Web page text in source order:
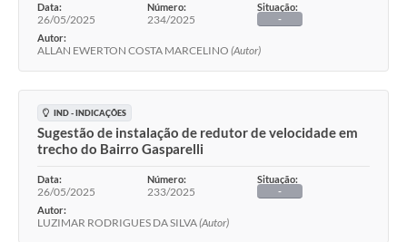
Data:
26/05/2025
Número:
234/2025
Situação:
-
Autor:
ALLAN EWERTON COSTA MARCELINO (Autor)
IND - INDICAÇÕES
Sugestão de instalação de redutor de velocidade em
trecho do Bairro Gasparelli
Data:
26/05/2025
Número:
233/2025
Situação:
-
Autor:
LUZIMAR RODRIGUES DA SILVA(Autor)